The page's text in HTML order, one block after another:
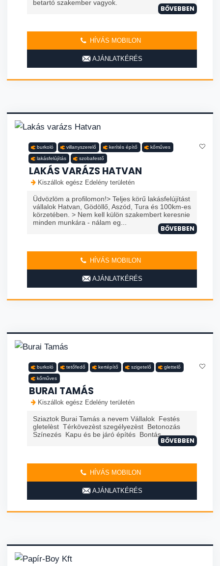
betartó szakember vagyok.
BŐVEBBEN
HÍVÁS MOBILON
AJÁNLATKÉRÉS
burkoló villanyszerelő kerítés építő kőműves
lakásfelújítás szobafestő
LAKÁS VARÁZS HATVAN
Kiszállok egész Edelény területén
Üdvözlöm a profilomon!> Teljes körű lakásfelújítást
vállalok Hatvan, Gödöllő, Aszód, Tura és 100km-es
körzetében. > Nem kell külön szakembert keresnie
minden munkára - nálam eg...
BŐVEBBEN
HÍVÁS MOBILON
AJÁNLATKÉRÉS
burkoló tetőfedő kertépítő szigetelő glettelő
kőműves
BURAI TAMÁS
Kiszállok egész Edelény területén
Sziaztok Burai Tamás a nevem Vállalok Festés
gletelèst Térkövezèst szegélyezèst Betonozás
Színezés Kapu és be járó építés Bontás
BŐVEBBEN
HÍVÁS MOBILON
AJÁNLATKÉRÉS